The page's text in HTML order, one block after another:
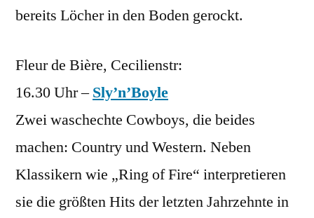
bereits Löcher in den Boden gerockt.
Fleur de Bière, Cecilienstr:
16.30 Uhr –Sly’n’Boyle
Zwei waschechte Cowboys, die beides
machen: Country und Western. Neben
Klassikern wie „Ring of Fire“ interpretieren
sie die größten Hits der letzten Jahrzehnte in